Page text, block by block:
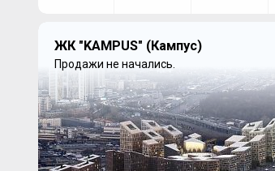
ЖК "KAMPUS" (Кампус)
Продажи не начались.